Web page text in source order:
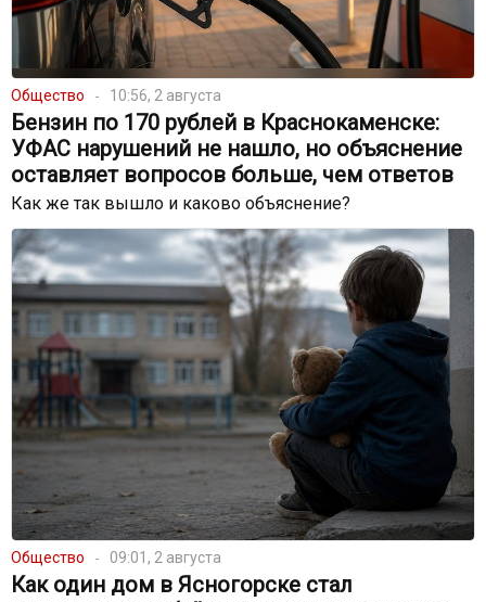
Общество 10:56, 2 августа
Бензин по 170 рублей в Краснокаменске:
УФАС нарушений не нашло, но объяснение
оставляет вопросов больше, чем ответов
Как же так вышло и каково объяснение?
Общество 09:01, 2 августа
Как один дом в Ясногорске стал